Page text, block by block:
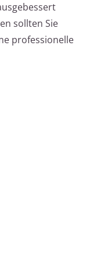
sollten Sie
professionelle